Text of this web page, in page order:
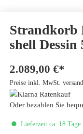
Strandkorb
shell Dessin
2.089,00 €*
Preise inkl. MwSt.
Oder bezahlen Sie
Lieferzeit ca. 18 Tage